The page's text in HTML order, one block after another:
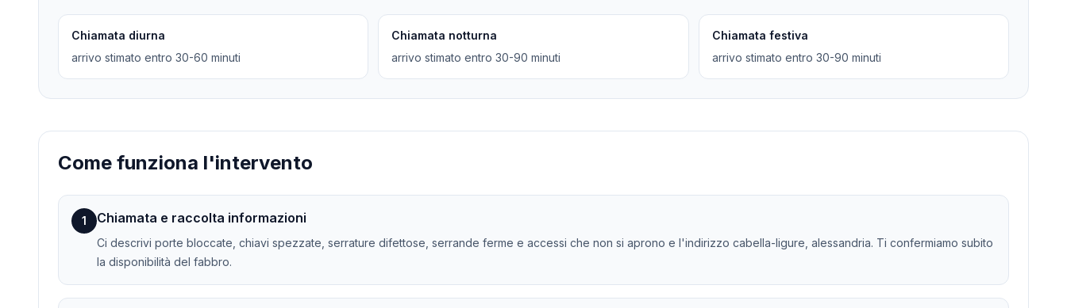
Chiamata diurna
arrivo stimato entro 30-60 minuti
Chiamata notturna
arrivo stimato entro 30-90 minuti
Chiamata festiva
arrivo stimato entro 30-90 minuti
Come funziona l'intervento
1 Chiamata e raccolta informazioni
Ci descrivi porte bloccate, chiavi spezzate, serrature difettose, serrande ferme e accessi che non si aprono e l'indirizzo cabella-ligure, alessandria. Ti confermiamo subito
la disponibilità del fabbro.